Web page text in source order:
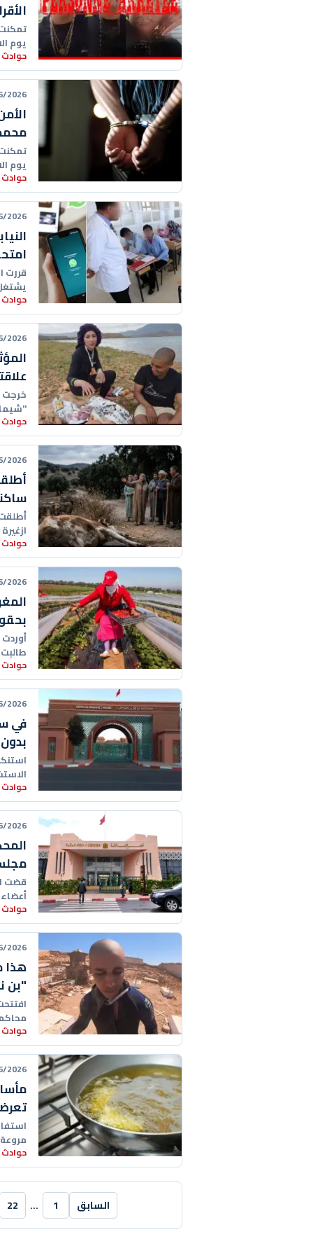
يوم الاثنين 8 يونيو الجاري،
حوادث
01:12:00
يوم الاثنين 8 يونيو الجاري،
حوادث
00:19:00
قررت
حوادث
21:28:00
خرجت
على
حوادث
17:07:00
خلفية
حوادث
16:37:00
حوادث
14:27:00
في
حوادث
13:42:00
قضت
حوادث
19:11:00
هذا
"بن
خلفية
حوادث
18:37:00
من
حوادث
السابق 1
…
22